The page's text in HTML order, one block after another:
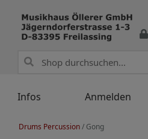
Infos Anmelden
Drums Percussion/ Gong